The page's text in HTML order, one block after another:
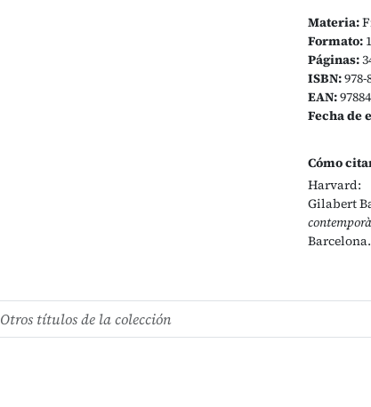
Materia:
Formato:
Páginas:
ISBN:978-
EAN:
Fecha de
Cómo
Harvard:
Gilabert
Barcelona.
Otros títulos de la colección